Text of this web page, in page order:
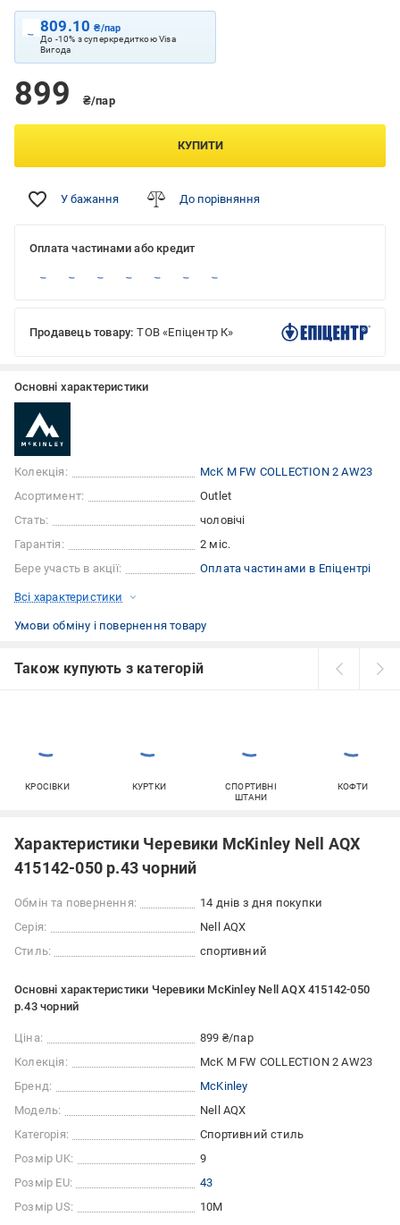
809.10₴/пар
До -10% з суперкредиткою Visa
Вигода
899 ₴/пар
КУПИТИ
У бажання До порівняння
Оплата частинами або кредит
Продавець товару: ТОВ «Епіцентр К»
Основні характеристики
Колекція:
McK M FW COLLECTION 2 AW23
Асортимент:
Outlet
Стать:
чоловічі
Гарантія:
2 міс.
Бере участь в акції:
Оплата частинами в Епіцентрі
Всі характеристики
Умови обміну і повернення товару
Також купують з категорій
КРОСІВКИ КУРТКИ
СПОРТИВНІ
ШТАНИ
КОФТИ
Характеристики Черевики McKinley Nell AQX
415142-050 р.43 чорний
Обмін та повернення:
14 днів з дня покупки
Серія:
Nell AQX
Стиль:
спортивний
Основні характеристики Черевики McKinley Nell AQX 415142-050
р.43 чорний
Ціна:
899 ₴/пар
Колекція:
McK M FW COLLECTION 2 AW23
Бренд:
McKinley
Модель:
Nell AQX
Категорія:
Спортивний стиль
Розмір UK:
9
Розмір EU:
43
Розмір US:
10M